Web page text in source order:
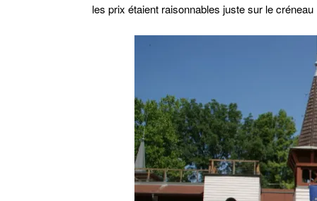
les prix étaient raisonnables juste sur le